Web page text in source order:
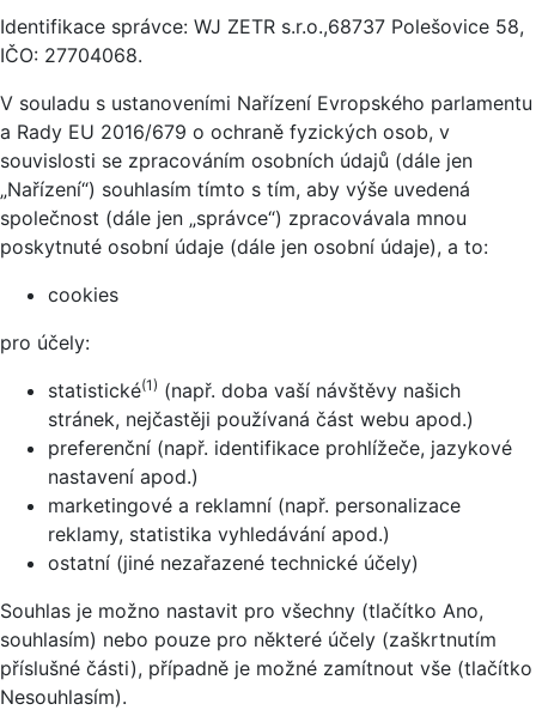
Identifikace správce: WJ ZETR s.r.o.,68737 Polešovice 58,
IČO: 27704068.
V souladu s ustanoveními Nařízení Evropského parlamentu
a Rady EU 2016/679 o ochraně fyzických osob, v
souvislosti se zpracováním osobních údajů (dále jen
„Nařízení“) souhlasím tímto s tím, aby výše uvedená
společnost (dále jen „správce“) zpracovávala mnou
poskytnuté osobní údaje (dále jen osobní údaje), a to:
cookies
pro účely:
statistické(1) (např. doba vaší návštěvy našich
stránek, nejčastěji používaná část webu apod.)
preferenční (např. identifikace prohlížeče, jazykové
nastavení apod.)
marketingové a reklamní (např. personalizace
reklamy, statistika vyhledávání apod.)
ostatní (jiné nezařazené technické účely)
Souhlas je možno nastavit pro všechny (tlačítko Ano,
souhlasím) nebo pouze pro některé účely (zaškrtnutím
příslušné části), případně je možné zamítnout vše (tlačítko
Nesouhlasím).